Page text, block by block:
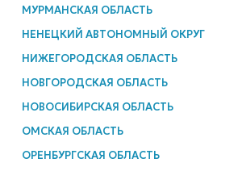
МУРМАНСКАЯ ОБЛАСТЬ
НЕНЕЦКИЙ АВТОНОМНЫЙ ОКРУГ
НИЖЕГОРОДСКАЯ ОБЛАСТЬ
НОВГОРОДСКАЯ ОБЛАСТЬ
НОВОСИБИРСКАЯ ОБЛАСТЬ
ОМСКАЯ ОБЛАСТЬ
ОРЕНБУРГСКАЯ ОБЛАСТЬ